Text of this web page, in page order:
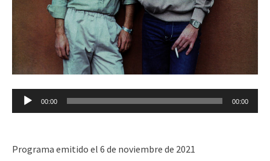
Reproductor
00:00 00:00
Programa emitido el 6 de noviembre de 2021